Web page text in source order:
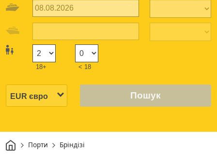
18+ < 18
Пошук
Дім Порти Бріндізі